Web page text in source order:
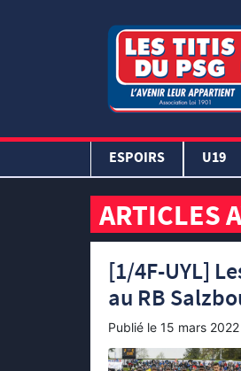
ESPOIRS U19
ARTICLES
[1/4F-UYL]
au RB
Publié le 15 mars 2022